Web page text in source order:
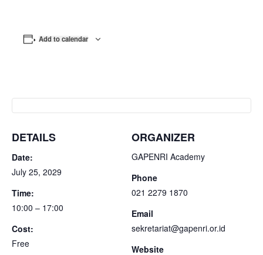
Add to calendar
DETAILS
Date:
July 25, 2029
Time:
10:00 – 17:00
Cost:
Free
ORGANIZER
GAPENRI Academy
Phone
021 2279 1870
Email
sekretariat@gapenri.or.id
Website